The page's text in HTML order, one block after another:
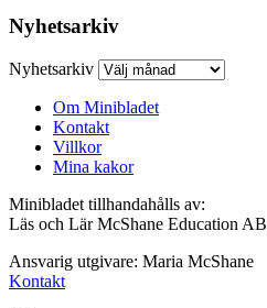
Nyhetsarkiv
Nyhetsarkiv
Om Minibladet
Kontakt
Villkor
Mina kakor
Minibladet tillhandahålls av:
Läs och Lär McShane Education AB
Ansvarig utgivare: Maria McShane
Kontakt